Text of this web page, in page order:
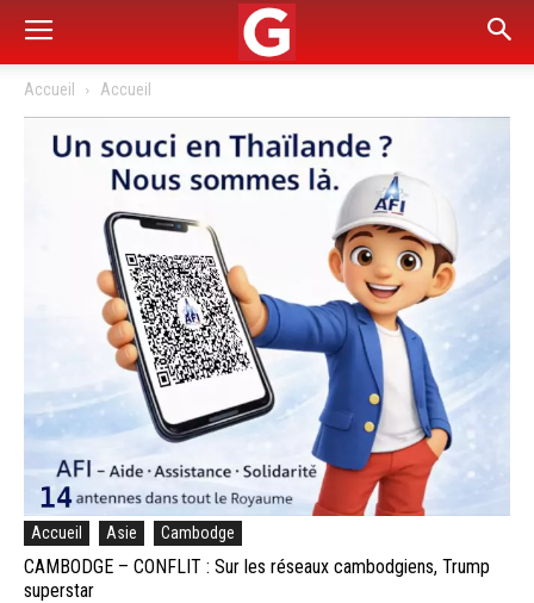
Accueil Accueil
Accueil Asie Cambodge
CAMBODGE – CONFLIT : Sur les réseaux cambodgiens, Trump
superstar